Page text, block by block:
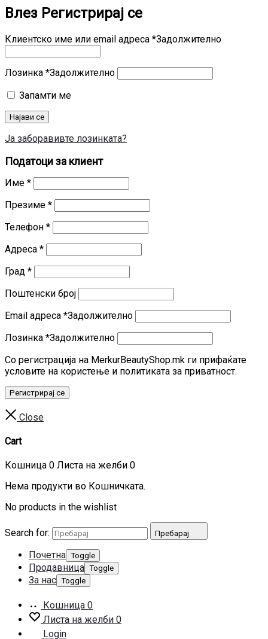
Влез Регистрирај се
Клиентско име или email адреса *Задолжително
Лозинка *Задолжително
Запамти ме
Најави се
Ја заборавивте лозинката?
Податоци за клиент
Име *
Презиме *
Телефон *
Адреса *
Град *
Поштенски број
Email адреса *Задолжително
Лозинка *Задолжително
Со регистрација на MerkurBeautyShop.mk ги прифаќате
условите на користење и политиката за приватност.
Регистрирај се
Close
Cart
Кошница 0 Листа на желби 0
Нема продукти во Кошничката.
No products in the wishlist
Search for: Пребарај
Почетна Toggle
Продавница Toggle
За нас Toggle
Кошница 0
Листа на желби 0
Login